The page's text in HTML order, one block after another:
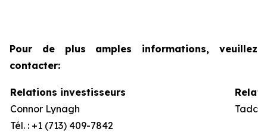
Pour de plus amples informations, veuillez
contacter:
Relations investisseurs
Connor Lynagh
Tél. : +1 (713) 409-7842